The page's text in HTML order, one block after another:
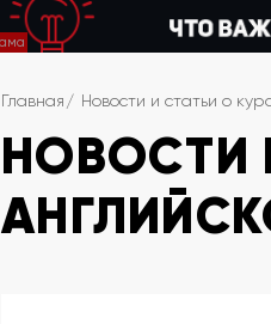
Главная Новости и статьи о
НОВОСТИ